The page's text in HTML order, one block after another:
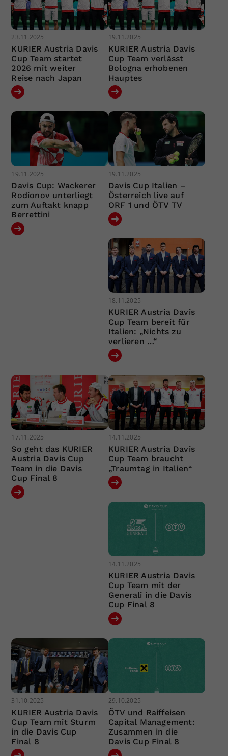
23.11.2025
KURIER Austria Davis
Cup Team startet
2026 mit weiter
Reise nach Japan
19.11.2025
KURIER Austria Davis
Cup Team verlässt
Bologna erhobenen
Hauptes
19.11.2025
Davis Cup: Wackerer
Rodionov unterliegt
zum Auftakt knapp
Berrettini
19.11.2025
Davis Cup Italien –
Österreich live auf
ORF 1 und ÖTV TV
18.11.2025
KURIER Austria Davis
Cup Team bereit für
Italien: „Nichts zu
verlieren …“
17.11.2025
So geht das KURIER
Austria Davis Cup
Team in die Davis
Cup Final 8
14.11.2025
KURIER Austria Davis
Cup Team braucht
„Traumtag in Italien“
14.11.2025
KURIER Austria Davis
Cup Team mit der
Generali in die Davis
Cup Final 8
31.10.2025
KURIER Austria Davis
Cup Team mit Sturm
in die Davis Cup
Final 8
29.10.2025
ÖTV und Raiffeisen
Capital Management:
Zusammen in die
Davis Cup Final 8